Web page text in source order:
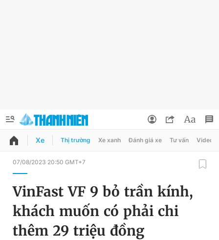
QUẢNG CÁO
Chuyên mục
Chuyên mục khác
Đổi mật khẩu
Tin đã lưu
Xe Thị trường Xe xanh Đánh giá xe Tư vấn Video
07/08/2023 20:50 GMT+7
VinFast VF 9 bỏ trần kính,
khách muốn có phải chi
thêm 29 triệu đồng